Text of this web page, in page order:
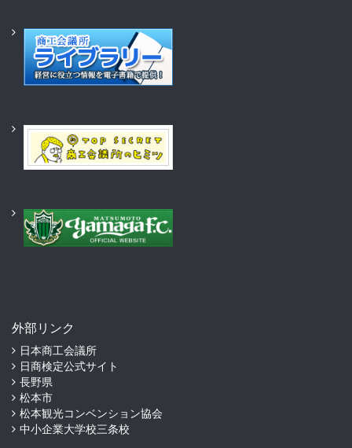
外部リンク
日本商工会議所
日商検定公式サイト
長野県
松本市
松本観光コンベンション協会
中小企業大学校三条校